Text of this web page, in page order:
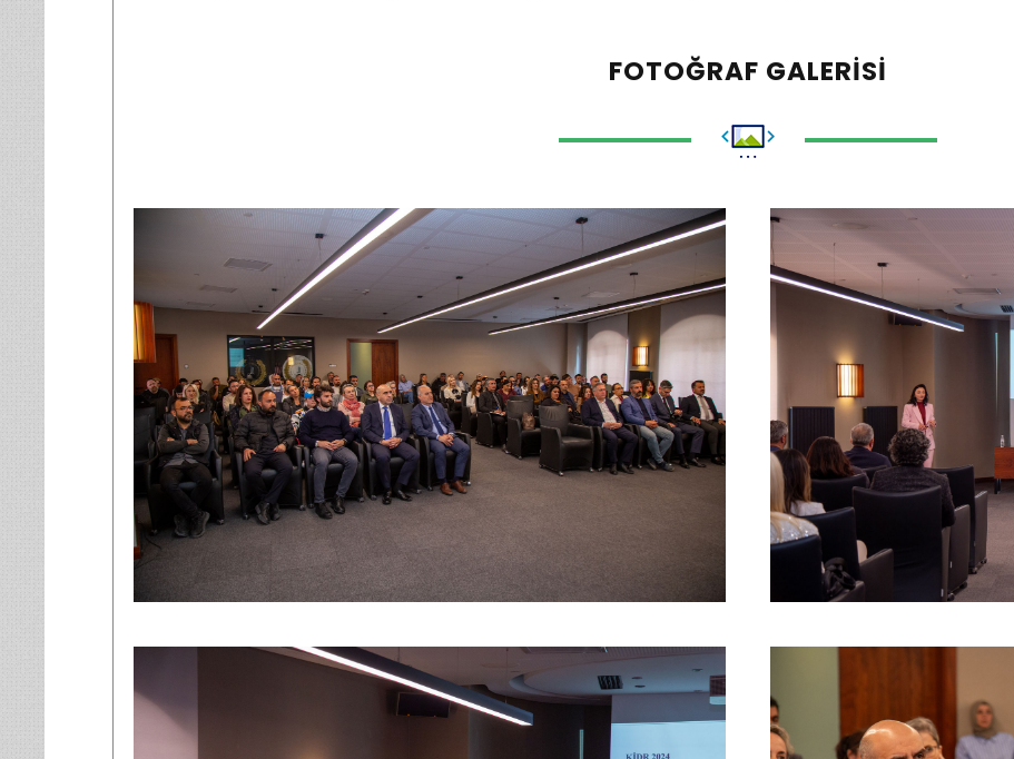
FOTOĞRAF GALERISI